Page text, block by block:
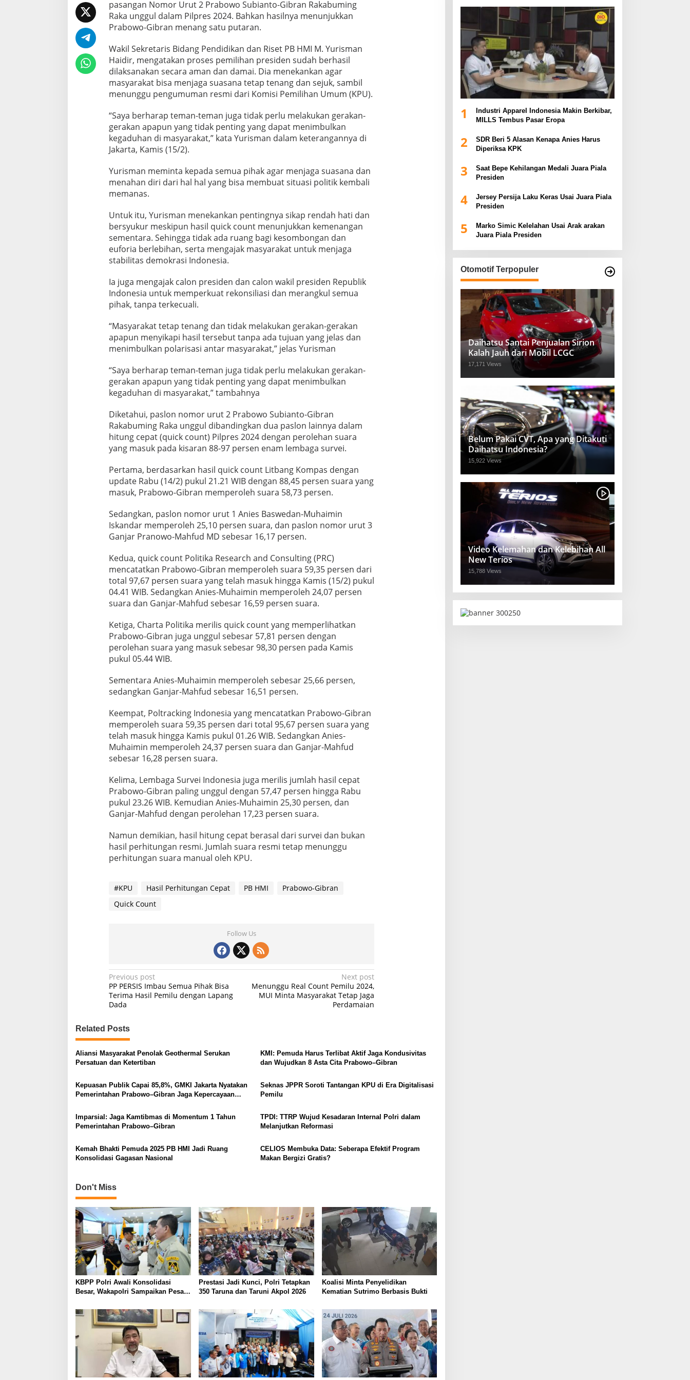
g
a
n
k
u
k
a
G
r
a
k
n
a
n
g
n
c
u
l
a
K
e
g
a
d
u
h
a
pasangan Nomor Urut 2 Prabowo Subianto-Gibran Rakabuming
Raka unggul dalam Pilpres 2024. Bahkan hasilnya menunjukkan
Prabowo-Gibran menang satu putaran.
Wakil Sekretaris Bidang Pendidikan dan Riset PB HMI M. Yurisman
Haidir, mengatakan proses pemilihan presiden sudah berhasil
dilaksanakan secara aman dan damai. Dia menekankan agar
masyarakat bisa menjaga suasana tetap tenang dan sejuk, sambil
menunggu pengumuman resmi dari Komisi Pemilihan Umum (KPU).
“Saya berharap teman-teman juga tidak perlu melakukan gerakan-
gerakan apapun yang tidak penting yang dapat menimbulkan
kegaduhan di masyarakat,” kata Yurisman dalam keterangannya di
Jakarta, Kamis (15/2).
Yurisman meminta kepada semua pihak agar menjaga suasana dan
menahan diri dari hal hal yang bisa membuat situasi politik kembali
memanas.
Untuk itu, Yurisman menekankan pentingnya sikap rendah hati dan
bersyukur meskipun hasil quick count menunjukkan kemenangan
sementara. Sehingga tidak ada ruang bagi kesombongan dan
euforia berlebihan, serta mengajak masyarakat untuk menjaga
stabilitas demokrasi Indonesia.
Ia juga mengajak calon presiden dan calon wakil presiden Republik
Indonesia untuk memperkuat rekonsiliasi dan merangkul semua
pihak, tanpa terkecuali.
“Masyarakat tetap tenang dan tidak melakukan gerakan-gerakan
apapun menyikapi hasil tersebut tanpa ada tujuan yang jelas dan
menimbulkan polarisasi antar masyarakat,” jelas Yurisman
“Saya berharap teman-teman juga tidak perlu melakukan gerakan-
gerakan apapun yang tidak penting yang dapat menimbulkan
kegaduhan di masyarakat,” tambahnya
Diketahui, paslon nomor urut 2 Prabowo Subianto-Gibran
Rakabuming Raka unggul dibandingkan dua paslon lainnya dalam
hitung cepat (quick count) Pilpres 2024 dengan perolehan suara
yang masuk pada kisaran 88-97 persen enam lembaga survei.
Pertama, berdasarkan hasil quick count Litbang Kompas dengan
update Rabu (14/2) pukul 21.21 WIB dengan 88,45 persen suara yang
masuk, Prabowo-Gibran memperoleh suara 58,73 persen.
Sedangkan, paslon nomor urut 1 Anies Baswedan-Muhaimin
Iskandar memperoleh 25,10 persen suara, dan paslon nomor urut 3
Ganjar Pranowo-Mahfud MD sebesar 16,17 persen.
Kedua, quick count Politika Research and Consulting (PRC)
mencatatkan Prabowo-Gibran memperoleh suara 59,35 persen dari
total 97,67 persen suara yang telah masuk hingga Kamis (15/2) pukul
04.41 WIB. Sedangkan Anies-Muhaimin memperoleh 24,07 persen
suara dan Ganjar-Mahfud sebesar 16,59 persen suara.
Ketiga, Charta Politika merilis quick count yang memperlihatkan
Prabowo-Gibran juga unggul sebesar 57,81 persen dengan
perolehan suara yang masuk sebesar 98,30 persen pada Kamis
pukul 05.44 WIB.
Sementara Anies-Muhaimin memperoleh sebesar 25,66 persen,
sedangkan Ganjar-Mahfud sebesar 16,51 persen.
Keempat, Poltracking Indonesia yang mencatatkan Prabowo-Gibran
memperoleh suara 59,35 persen dari total 95,67 persen suara yang
telah masuk hingga Kamis pukul 01.26 WIB. Sedangkan Anies-
Muhaimin memperoleh 24,37 persen suara dan Ganjar-Mahfud
sebesar 16,28 persen suara.
Kelima, Lembaga Survei Indonesia juga merilis jumlah hasil cepat
Prabowo-Gibran paling unggul dengan 57,47 persen hingga Rabu
pukul 23.26 WIB. Kemudian Anies-Muhaimin 25,30 persen, dan
Ganjar-Mahfud dengan perolehan 17,23 persen suara.
Namun demikian, hasil hitung cepat berasal dari survei dan bukan
hasil perhitungan resmi. Jumlah suara resmi tetap menunggu
perhitungan suara manual oleh KPU.
#KPU Hasil Perhitungan Cepat PB HMI
Prabowo-Gibran
Quick Count
Follow Us
P
o
s
t
n
a
v
i
g
t
o
Previous post
PP PERSIS Imbau Semua Pihak Bisa
Terima Hasil Pemilu dengan Lapang
Dada
Next post
Menunggu Real Count Pemilu 2024,
MUI Minta Masyarakat Tetap Jaga
Perdamaian
Related Posts
Aliansi Masyarakat Penolak Geothermal Serukan
Persatuan dan Ketertiban
KMI: Pemuda Harus Terlibat Aktif Jaga Kondusivitas
dan Wujudkan 8 Asta Cita Prabowo–Gibran
Kepuasan Publik Capai 85,8%, GMKI Jakarta Nyatakan
Pemerintahan Prabowo–Gibran Jaga Kepercayaan
Seknas JPPR Soroti Tantangan KPU di Era Digitalisasi
Pemilu
Imparsial: Jaga Kamtibmas di Momentum 1 Tahun
Pemerintahan Prabowo–Gibran
TPDI: TTRP Wujud Kesadaran Internal Polri dalam
Melanjutkan Reformasi
Kemah Bhakti Pemuda 2025 PB HMI Jadi Ruang
Konsolidasi Gagasan Nasional
CELIOS Membuka Data: Seberapa Efektif Program
Makan Bergizi Gratis?
Don't Miss
KBPP Polri Awali Konsolidasi
Besar, Wakapolri Sampaikan Pesan
Prestasi Jadi Kunci, Polri Tetapkan
350 Taruna dan Taruni Akpol 2026
Koalisi Minta Penyelidikan
Kematian Sutrimo Berbasis Bukti
1
Industri Apparel Indonesia Makin Berkibar,
MILLS Tembus Pasar Eropa
2
SDR Beri 5 Alasan Kenapa Anies Harus
Diperiksa KPK
3
Saat Bepe Kehilangan Medali Juara Piala
Presiden
4
Jersey Persija Laku Keras Usai Juara Piala
Presiden
5
Marko Simic Kelelahan Usai Arak arakan
Juara Piala Presiden
Otomotif Terpopuler
Daihatsu Santai Penjualan Sirion
Kalah Jauh dari Mobil LCGC
17,171 Views
Belum Pakai CVT, Apa yang Ditakuti
Daihatsu Indonesia?
15,922 Views
Video Kelemahan dan Kelebihan All
New Terios
15,788 Views